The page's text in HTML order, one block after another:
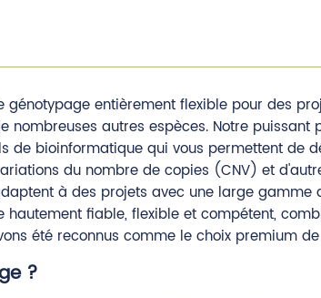
génotypage entièrement flexible pour des
nombreuses autres espèces. Notre
de bioinformatique qui vous permettent de
du nombre de copies (CNV) et
à des projets avec une large gamme
hautement fiable, flexible et compétent,
été reconnus comme le choix premium de
?